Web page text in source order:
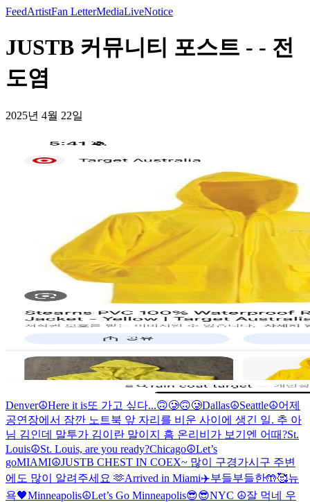
FeedArtistFan LetterMediaLiveNotice
JUSTB 커뮤니티 포스트 - - 전
도염
2025년 4월 22일
Denver☮️Here it is또 가고 싶다...🙃🥲🙃🥲Dallas☮️Seattle☮️어제
공연장에서 잠깐 노트북 앞 자리를 비운 사이에 생긴 일. 추 아
님 김인데 말투가 김이란 말이지 흠 온리비가 보기엔 어때?St.
Louis☮️St. Louis, are you ready?Chicago☮️Let’s
goMIAMI☮️JUSTB CHEST IN COEX~ 많이 구경가시구 주변
에도 많이 알려주세요 🫶Arrived in Miami✈️부들부들한🤲🥰뉴
욕🖤Minneapolis☮️Let’s Go Minneapolis😎😎NYC ☮️잘 먹네 우